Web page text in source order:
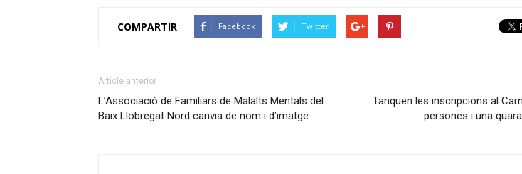
COMPARTIR Facebook Twitter
Article anterior
L’Associació de Familiars de Malalts Mentals del
Baix Llobregat Nord canvia de nom i d’imatge
Tanquen les inscripcions al
persones i una